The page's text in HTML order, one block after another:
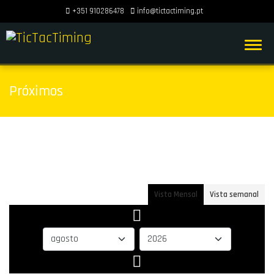
+351 910286478 info@tictactiming.pt
Próximos
Vista Mensal Vista semanal